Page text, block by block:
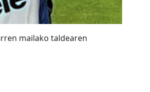
mailako taldearen